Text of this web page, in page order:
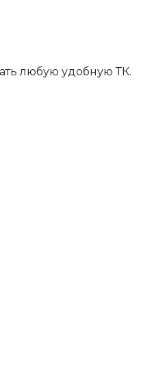
любую удобную ТК.